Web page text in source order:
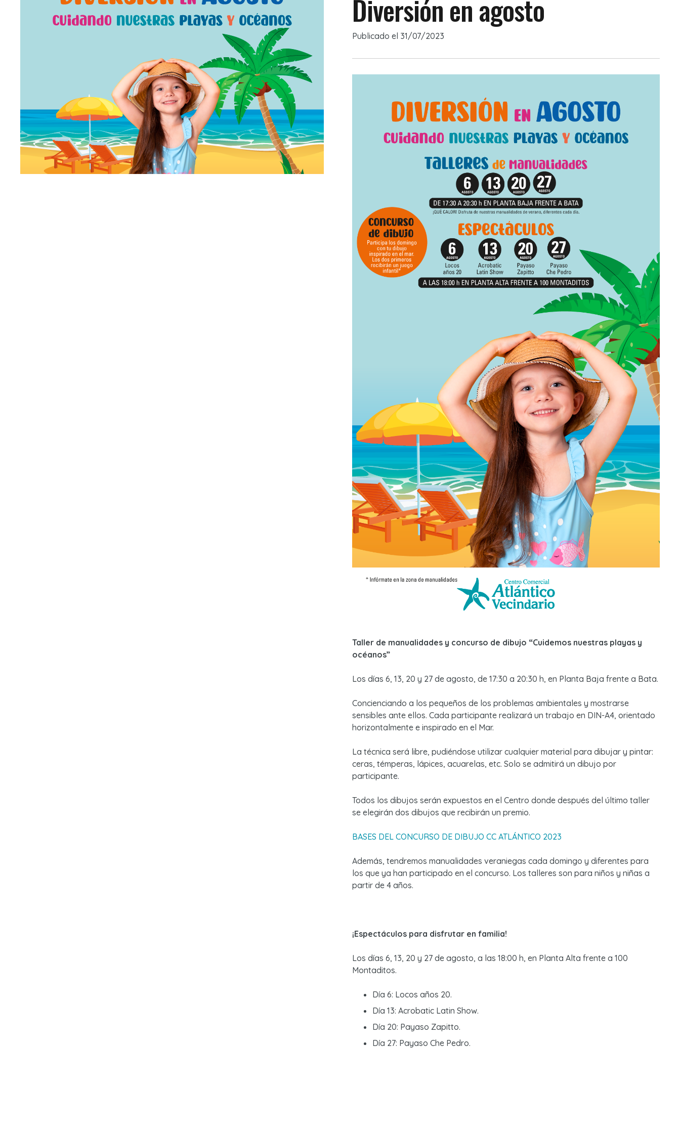
Diversión en agosto
Publicado el 31/07/2023
Taller de manualidades y concurso de dibujo “Cuidemos nuestras playas y
océanos”
Los días 6, 13, 20 y 27 de agosto, de 17:30 a 20:30 h, en Planta Baja frente a Bata.
Concienciando a los pequeños de los problemas ambientales y mostrarse
sensibles ante ellos. Cada participante realizará un trabajo en DIN-A4, orientado
horizontalmente e inspirado en el Mar.
La técnica será libre, pudiéndose utilizar cualquier material para dibujar y pintar:
ceras, témperas, lápices, acuarelas, etc. Solo se admitirá un dibujo por
participante.
Todos los dibujos serán expuestos en el Centro donde después del último taller
se elegirán dos dibujos que recibirán un premio.
BASES DEL CONCURSO DE DIBUJO CC ATLÁNTICO 2023
Además, tendremos manualidades veraniegas cada domingo y diferentes para
los que ya han participado en el concurso. Los talleres son para niños y niñas a
partir de 4 años.
¡Espectáculos para disfrutar en familia!
Los días 6, 13, 20 y 27 de agosto, a las 18:00 h, en Planta Alta frente a 100
Montaditos.
Día 6: Locos años 20.
Día 13: Acrobatic Latin Show.
Día 20: Payaso Zapitto.
Día 27: Payaso Che Pedro.